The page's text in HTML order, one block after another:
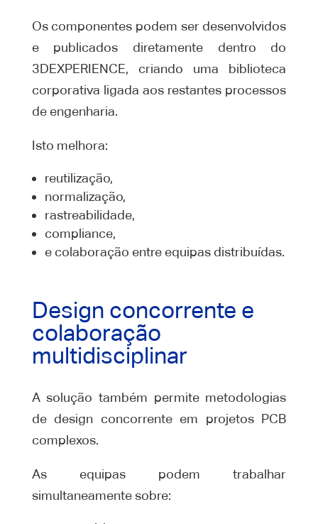
Os componentes podem ser desenvolvidos
e publicados diretamente dentro do
3DEXPERIENCE, criando uma biblioteca
corporativa ligada aos restantes processos
de engenharia.
Isto melhora:
reutilização,
normalização,
rastreabilidade,
compliance,
e colaboração entre equipas distribuídas.
Design concorrente e
colaboração
multidisciplinar
A solução também permite metodologias
de design concorrente em projetos PCB
complexos.
As equipas podem trabalhar
simultaneamente sobre: